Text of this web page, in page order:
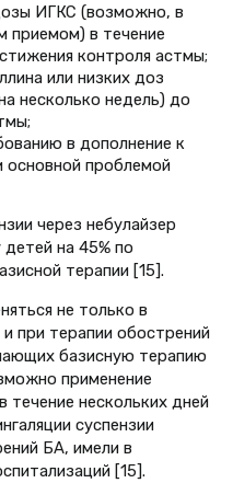
ИГКС (возможно, в
приемом) в течение
контроля астмы;
или низких доз
несколько недель) до
в дополнение к
основной проблемой
через небулайзер
на 45% по
терапии [15].
не только в
при терапии обострений
базисную терапию
применение
течение нескольких дней
суспензии
БА, имели в
[15].